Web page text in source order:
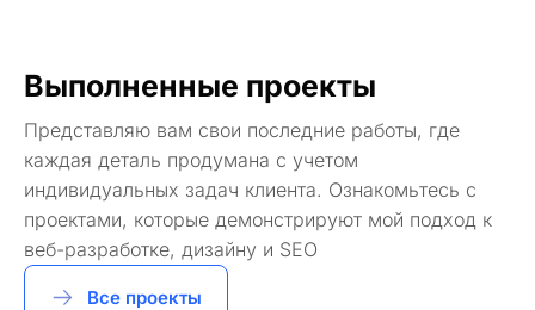
Выполненные проекты
Представляю вам свои последние работы, где
каждая деталь продумана с учетом
индивидуальных задач клиента. Ознакомьтесь с
проектами, которые демонстрируют мой подход к
веб-разработке, дизайну и SEO
Все проекты